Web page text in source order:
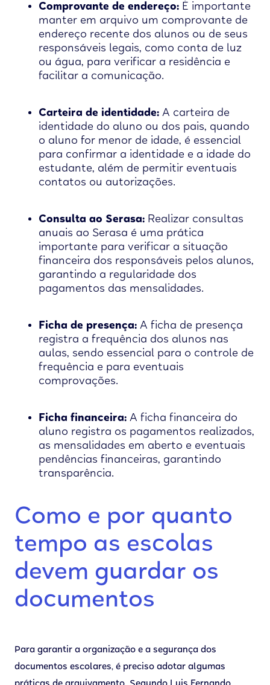
Comprovante de endereço: É importante
manter em arquivo um comprovante de
endereço recente dos alunos ou de seus
responsáveis legais, como conta de luz
ou água, para verificar a residência e
facilitar a comunicação.
Carteira de identidade: A carteira de
identidade do aluno ou dos pais, quando
o aluno for menor de idade, é essencial
para confirmar a identidade e a idade do
estudante, além de permitir eventuais
contatos ou autorizações.
Consulta ao Serasa: Realizar consultas
anuais ao Serasa é uma prática
importante para verificar a situação
financeira dos responsáveis pelos alunos,
garantindo a regularidade dos
pagamentos das mensalidades.
Ficha de presença: A ficha de presença
registra a frequência dos alunos nas
aulas, sendo essencial para o controle de
frequência e para eventuais
comprovações.
Ficha financeira: A ficha financeira do
aluno registra os pagamentos realizados,
as mensalidades em aberto e eventuais
pendências financeiras, garantindo
transparência.
Como e por quanto
tempo as escolas
devem guardar os
documentos
Para garantir a organização e a segurança dos
documentos escolares, é preciso adotar algumas